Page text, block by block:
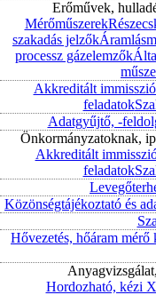
Erőművek,
Mérőműszerek
szakadás jelzők
processz gázelemzők
Akkreditált
feladatok
Adatgyűjtő, -
Önkormányzatoknak,
Akkreditált
feladatok
Közönségtájékoztató és
Hővezetés, hőáram mérő
Hordozható, kézi